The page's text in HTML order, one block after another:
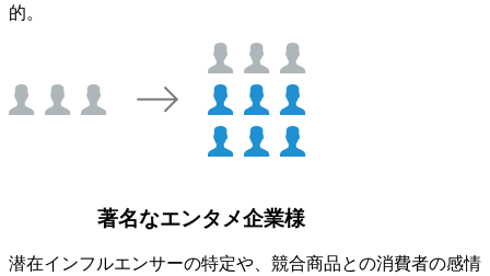
的。
著名なエンタメ企業様
潜在インフルエンサーの特定や、競合商品との消費者の感情